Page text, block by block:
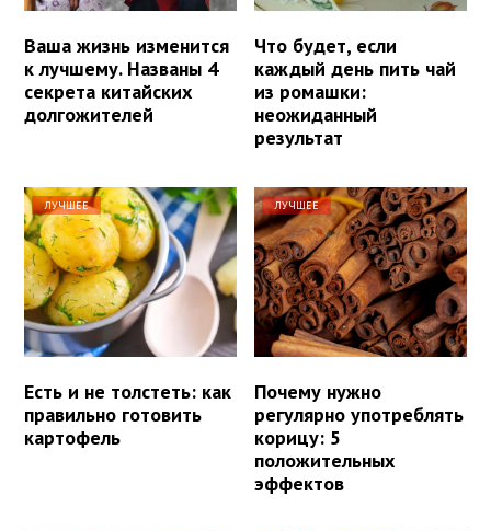
Ваша жизнь изменится
к лучшему. Названы 4
секрета китайских
долгожителей
Что будет, если
каждый день пить чай
из ромашки:
неожиданный
результат
ЛУЧШЕЕ
Есть и не толстеть: как
правильно готовить
картофель
ЛУЧШЕЕ
Почему нужно
регулярно употреблять
корицу: 5
положительных
эффектов